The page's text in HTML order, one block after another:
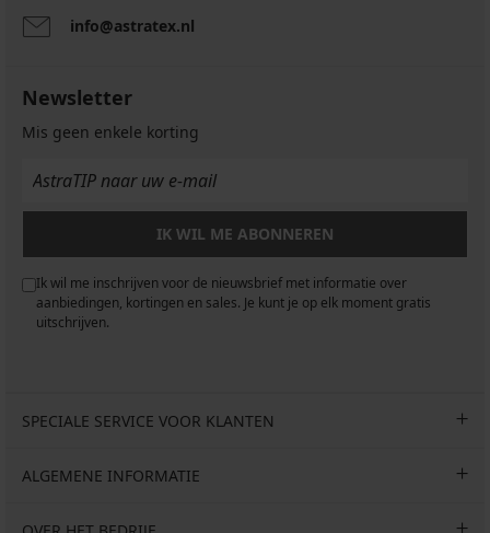
info@astratex.nl
Newsletter
Mis geen enkele korting
IK WIL ME ABONNEREN
Ik wil me inschrijven voor de nieuwsbrief met informatie over
aanbiedingen, kortingen en sales. Je kunt je op elk moment gratis
uitschrijven.
SPECIALE SERVICE VOOR KLANTEN
ALGEMENE INFORMATIE